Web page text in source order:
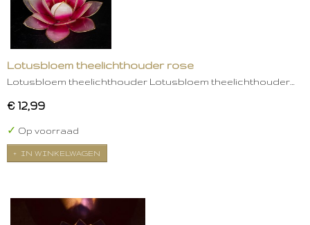
Lotusbloem theelichthouder rose
Lotusbloem theelichthouder Lotusbloem theelichthouder…
€ 12,99
✓ Op voorraad
IN WINKELWAGEN